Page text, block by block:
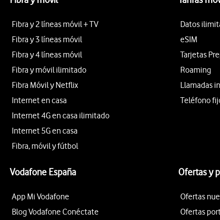
Fibra y 2 líneas móvil + TV
Fibra y 3 líneas móvil
Fibra y 4 líneas móvil
Fibra y móvil ilimitado
Fibra Móvil y Netflix
Internet en casa
Internet 4G en casa ilimitado
Internet 5G en casa
Fibra, móvil y fútbol
Datos
eSIM
Tarjetas
Roaming
Llamadas
Teléfono
Vodafone España
App Mi Vodafone
Blog Vodafone Conéctate
Ofertas y
Ofertas
Ofertas